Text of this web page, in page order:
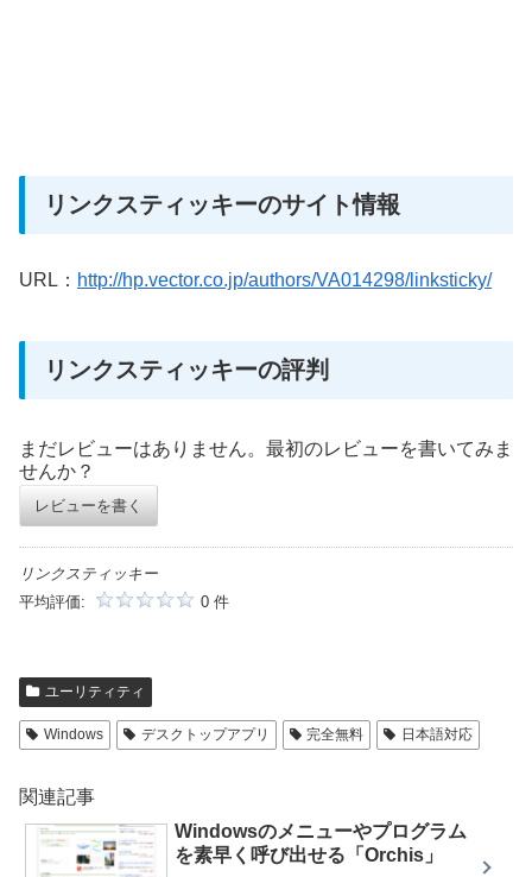
リンクスティッキーのサイト情報
URL： http://hp.vector.co.jp/authors/VA014298/linksticky/
リンクスティッキーの評判
まだレビューはありません。最初のレビューを書いてみま
せんか？
レビューを書く
リンクスティッキー
平均評価:
0 件
ユーリティティ
Windows デスクトップアプリ 完全無料 日本語対応
関連記事
Windowsのメニューやプログラム
を素早く呼び出せる「Orchis」